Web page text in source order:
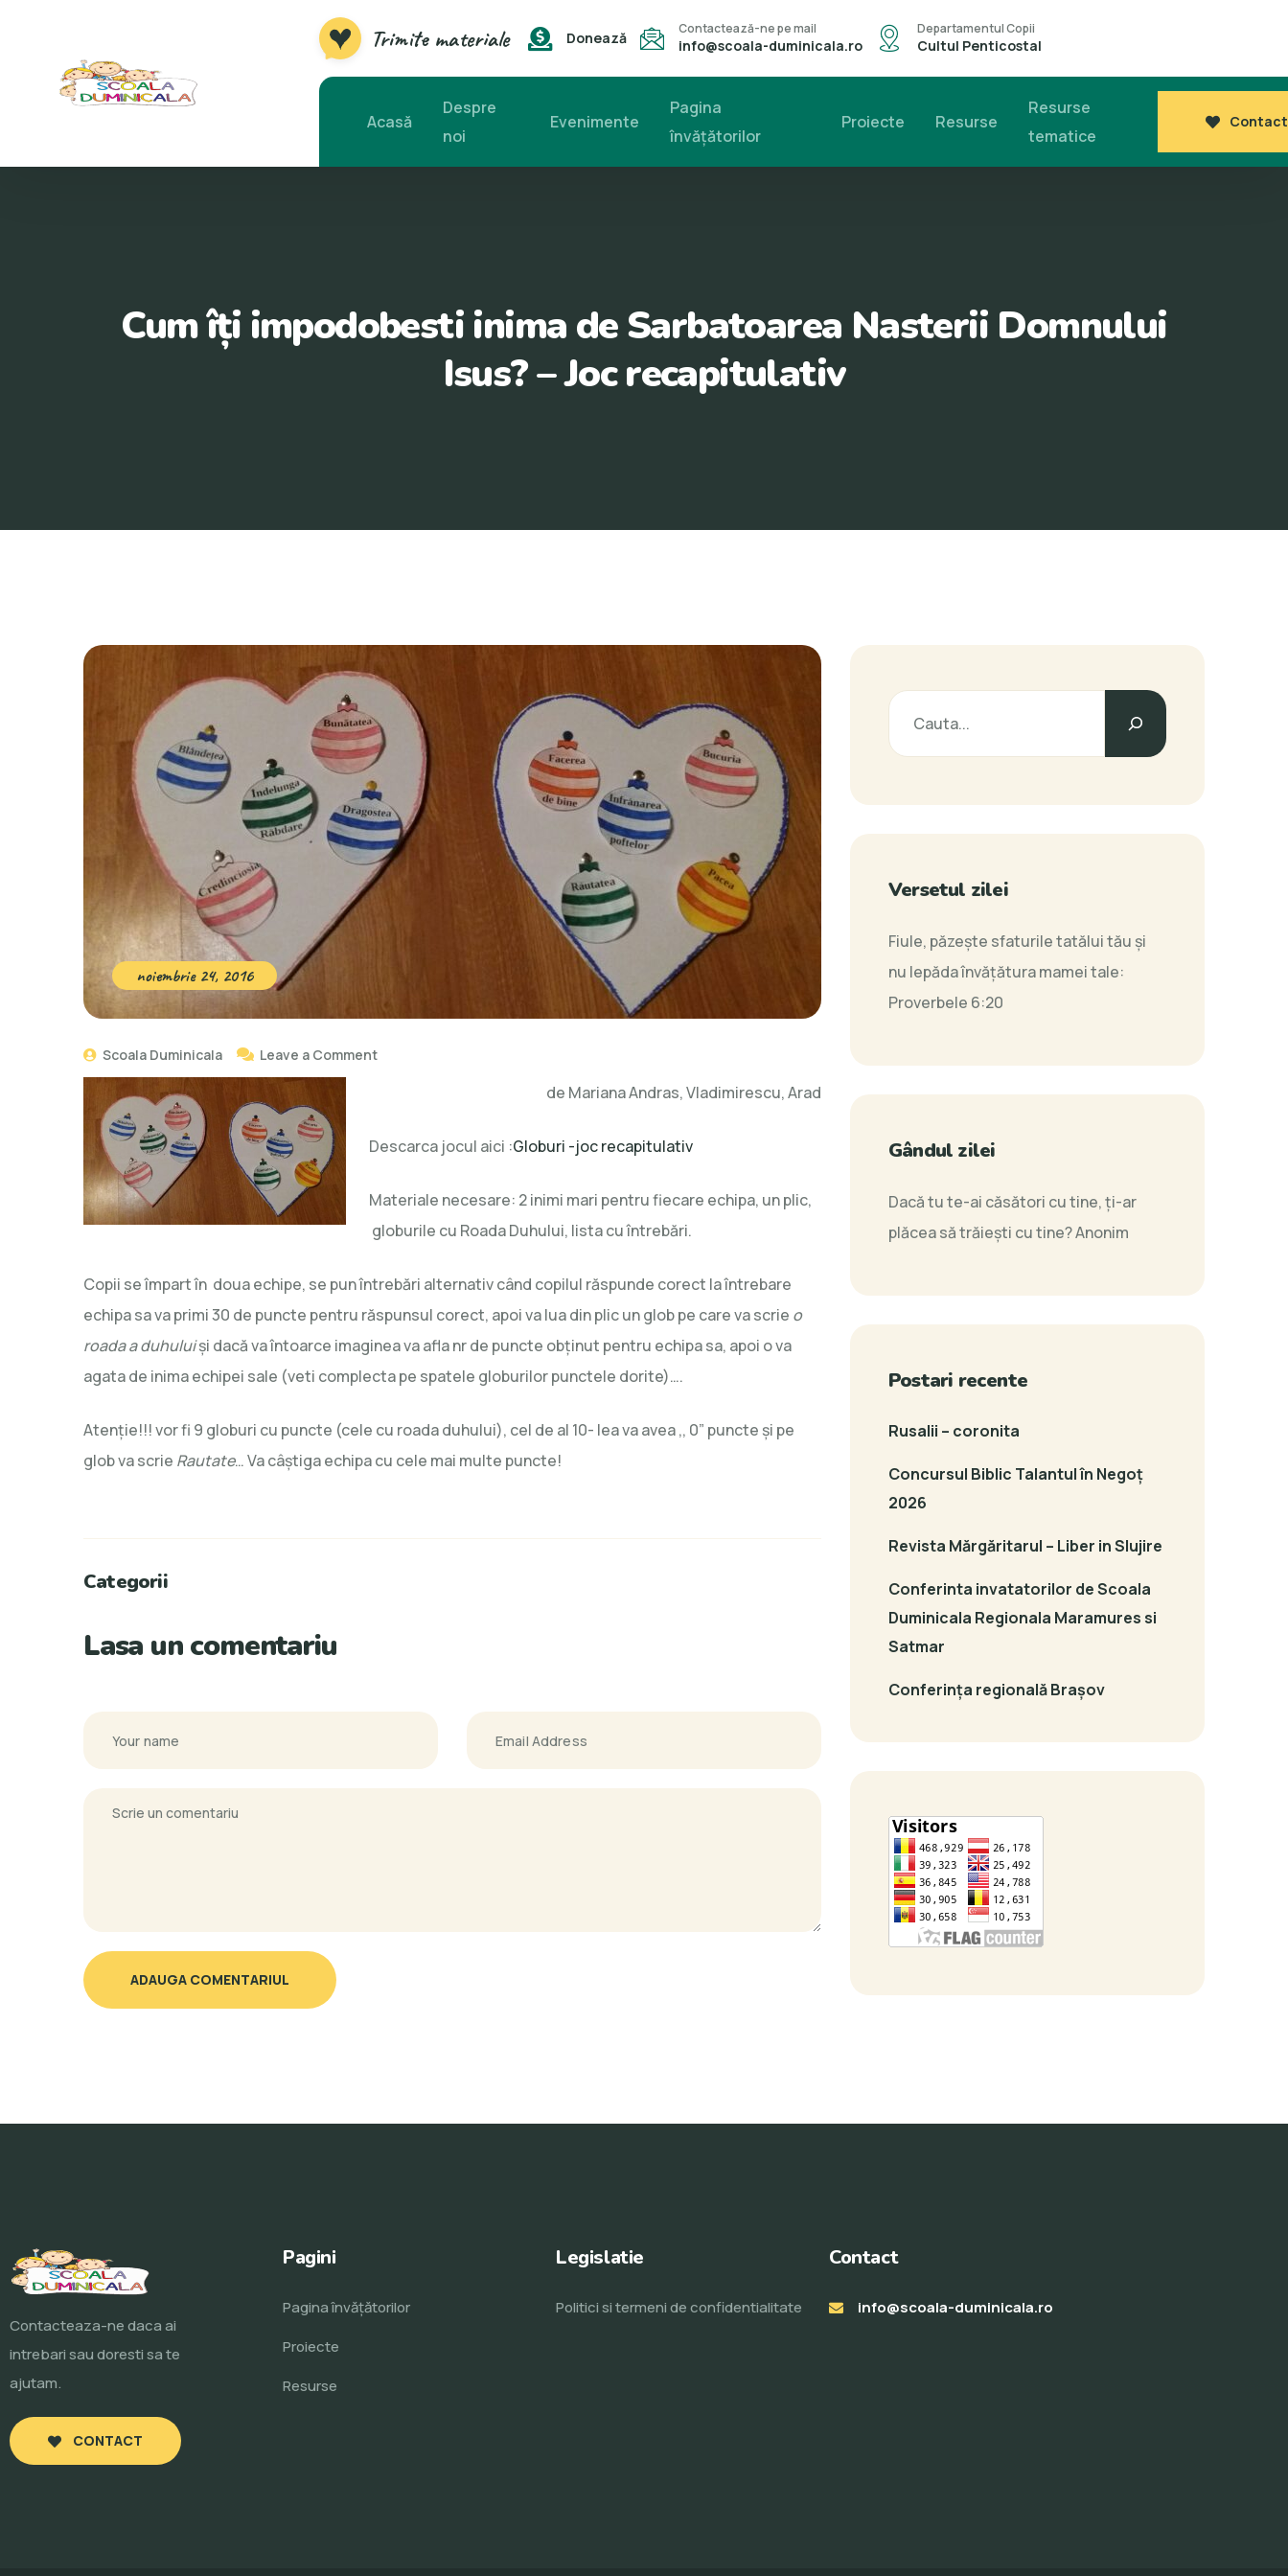
Trimite materiale Donează
Contactează-ne pe mail
info@scoala-duminicala.ro
Departamentul Copii
Cultul Penticostal
Acasă
Despre
noi
Evenimente
Pagina
învăţătorilor
Proiecte Resurse
Resurse
tematice
Contact
Cum îți impodobesti inima de Sarbatoarea Nasterii Domnului
Isus? – Joc recapitulativ
noiembrie 24, 2016
Scoala Duminicala Leave a Comment
de Mariana Andras, Vladimirescu, Arad
Descarca jocul aici :Globuri -joc recapitulativ
Materiale necesare: 2 inimi mari pentru fiecare echipa, un plic,
globurile cu Roada Duhului, lista cu întrebări.
Copii se împart în doua echipe, se pun întrebări alternativ când copilul răspunde corect la întrebare
echipa sa va primi 30 de puncte pentru răspunsul corect, apoi va lua din plic un glob pe care va scrie o
roada a duhuluiși dacă va întoarce imaginea va afla nr de puncte obținut pentru echipa sa, apoi o va
agata de inima echipei sale (veti complecta pe spatele globurilor punctele dorite)….
Atenție!!! vor fi 9 globuri cu puncte (cele cu roada duhului), cel de al 10- lea va avea ,, 0” puncte și pe
glob va scrie Rautate… Va câștiga echipa cu cele mai multe puncte!
Categorii
Lasa un comentariu
ADAUGA COMENTARIUL
Versetul zilei
Fiule, păzeşte sfaturile tatălui tău şi
nu lepăda învăţătura mamei tale:
Proverbele 6:20
Gândul zilei
Dacă tu te-ai căsători cu tine, ţi-ar
plăcea să trăieşti cu tine?Anonim
Postari recente
Rusalii – coronita
Concursul Biblic Talantul în Negoț
2026
Revista Mărgăritarul – Liber in Slujire
Conferinta invatatorilor de Scoala
Duminicala Regionala Maramures si
Satmar
Conferința regională Brașov
Contacteaza-ne daca ai
intrebari sau doresti sa te
ajutam.
CONTACT
Pagini
Pagina învăţătorilor
Proiecte
Resurse
Legislatie
Politici si termeni de confidentialitate
Contact
info@scoala-duminicala.ro